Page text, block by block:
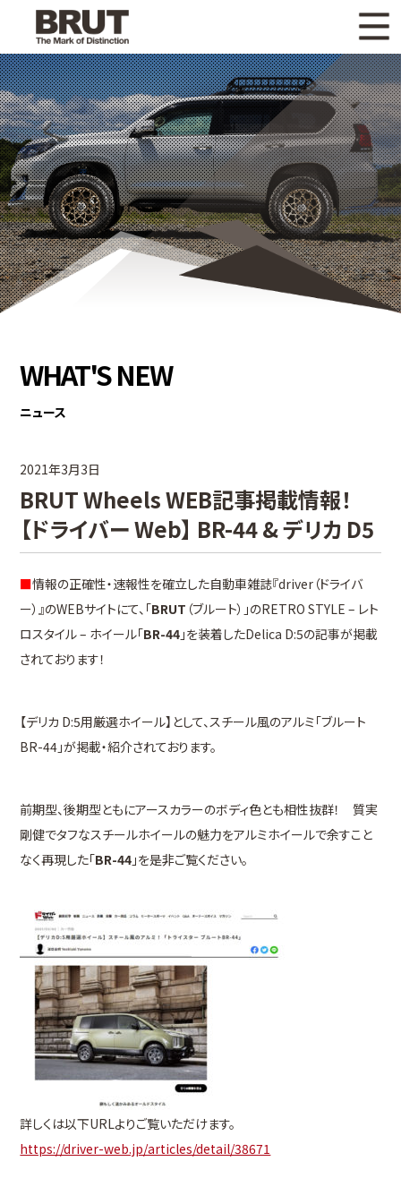
WHAT'S NEW ニュース
WHEEL LINEUP ホイールラインナップ
OTHER PRODUCT 関連製品
GALLERY ギャラリー
CATALOG カタログ請求
PRIVACY POLICY 個人情報保護方針
WHAT'S NEW
ニュース
2021年3月3日
BRUT Wheels WEB記事掲載情報！
【ドライバー Web】 BR-44 & デリカ D5
■情報の正確性・速報性を確立した自動車雑誌『driver（ドライバ
ー）』のWEBサイトにて、「BRUT （ブルート）」のRETRO STYLE – レト
ロスタイル – ホイール「BR-44 」を装着したDelica D:5の記事が掲載
されております！
【デリカ D:5用厳選ホイール】として、スチール風のアルミ「ブルート
BR-44」が掲載・紹介されております。
前期型、後期型ともにアースカラーのボディ色とも相性抜群！ 質実
剛健でタフなスチールホイールの魅力をアルミホイールで余すこと
なく再現した「BR-44 」を是非ご覧ください。
詳しくは以下URLよりご覧いただけます。
https://driver-web.jp/articles/detail/38671